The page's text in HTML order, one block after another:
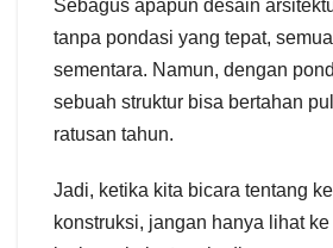
Sebagus apapun desain
tanpa pondasi yang tepat,
sementara. Namun, dengan
sebuah struktur bisa bertahan
ratusan tahun.
Jadi, ketika kita bicara tentang
konstruksi, jangan hanya lihat